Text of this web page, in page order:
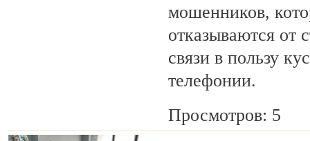
мошенников,
отказываются от
связи в пользу
телефонии.
Просмотров: 5